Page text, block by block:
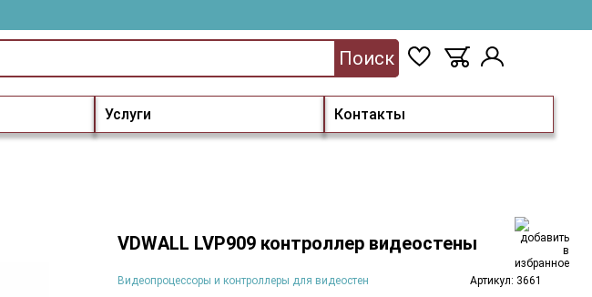
Услуги Контакты
Поиск
VDWALL LVP909 контроллер видеостены
Видеопроцессоры и контроллеры для видеостен Артикул: 3661